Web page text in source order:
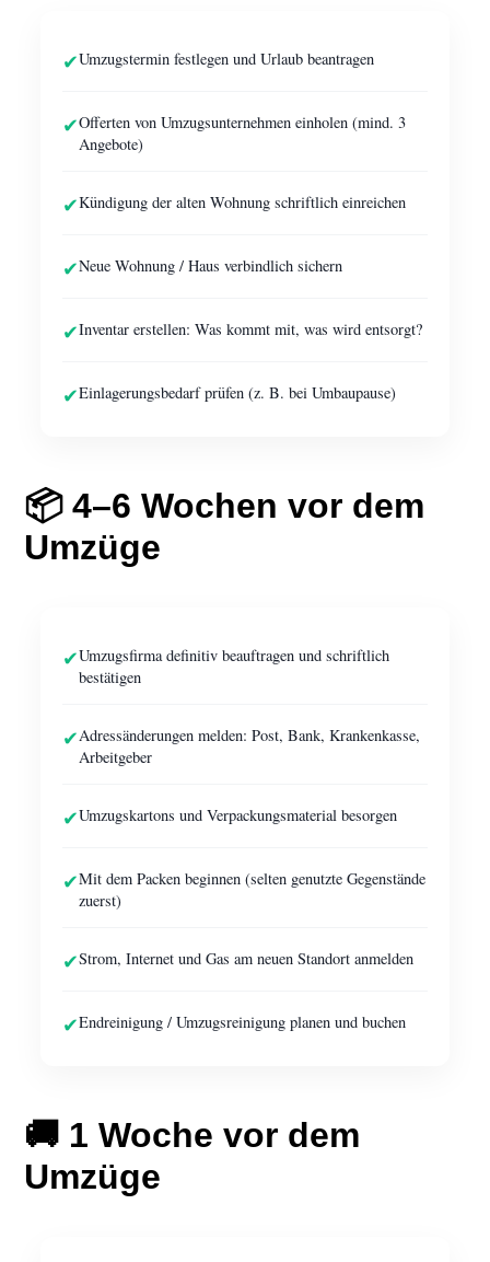
✔Umzugstermin festlegen und Urlaub beantragen
✔Offerten von Umzugsunternehmen einholen (mind. 3
Angebote)
✔Kündigung der alten Wohnung schriftlich einreichen
✔Neue Wohnung / Haus verbindlich sichern
✔Inventar erstellen: Was kommt mit, was wird entsorgt?
✔Einlagerungsbedarf prüfen (z. B. bei Umbaupause)
📦 4–6 Wochen vor dem
Umzüge
✔Umzugsfirma definitiv beauftragen und schriftlich
bestätigen
✔Adressänderungen melden: Post, Bank, Krankenkasse,
Arbeitgeber
✔Umzugskartons und Verpackungsmaterial besorgen
✔Mit dem Packen beginnen (selten genutzte Gegenstände
zuerst)
✔Strom, Internet und Gas am neuen Standort anmelden
✔Endreinigung / Umzugsreinigung planen und buchen
🚚 1 Woche vor dem
Umzüge